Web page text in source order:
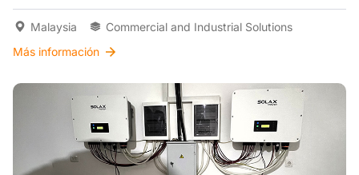
Malaysia
Commercial and Industrial Solutions
Más información